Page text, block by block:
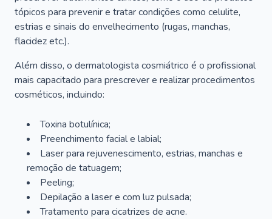
tópicos para prevenir e tratar condições como celulite,
estrias e sinais do envelhecimento (rugas, manchas,
flacidez etc.).
Além disso, o dermatologista cosmiátrico é o profissional
mais capacitado para prescrever e realizar procedimentos
cosméticos, incluindo:
Toxina botulínica;
Preenchimento facial e labial;
Laser para rejuvenescimento, estrias, manchas e
remoção de tatuagem;
Peeling;
Depilação a laser e com luz pulsada;
Tratamento para cicatrizes de acne.